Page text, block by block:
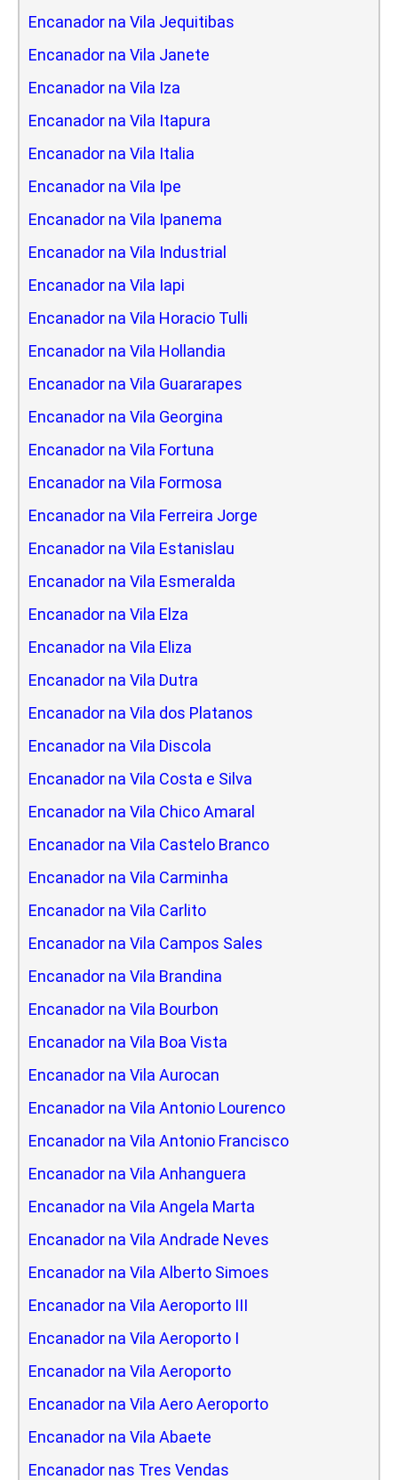
Encanador na Vila Jequitibas
Encanador na Vila Janete
Encanador na Vila Iza
Encanador na Vila Itapura
Encanador na Vila Italia
Encanador na Vila Ipe
Encanador na Vila Ipanema
Encanador na Vila Industrial
Encanador na Vila Iapi
Encanador na Vila Horacio Tulli
Encanador na Vila Hollandia
Encanador na Vila Guararapes
Encanador na Vila Georgina
Encanador na Vila Fortuna
Encanador na Vila Formosa
Encanador na Vila Ferreira Jorge
Encanador na Vila Estanislau
Encanador na Vila Esmeralda
Encanador na Vila Elza
Encanador na Vila Eliza
Encanador na Vila Dutra
Encanador na Vila dos Platanos
Encanador na Vila Discola
Encanador na Vila Costa e Silva
Encanador na Vila Chico Amaral
Encanador na Vila Castelo Branco
Encanador na Vila Carminha
Encanador na Vila Carlito
Encanador na Vila Campos Sales
Encanador na Vila Brandina
Encanador na Vila Bourbon
Encanador na Vila Boa Vista
Encanador na Vila Aurocan
Encanador na Vila Antonio Lourenco
Encanador na Vila Antonio Francisco
Encanador na Vila Anhanguera
Encanador na Vila Angela Marta
Encanador na Vila Andrade Neves
Encanador na Vila Alberto Simoes
Encanador na Vila Aeroporto III
Encanador na Vila Aeroporto I
Encanador na Vila Aeroporto
Encanador na Vila Aero Aeroporto
Encanador na Vila Abaete
Encanador nas Tres Vendas